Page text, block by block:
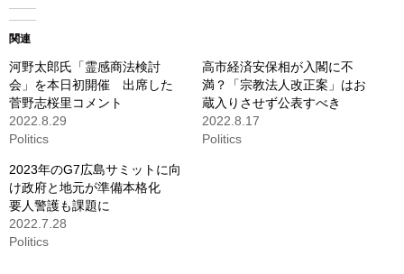
関連
河野太郎氏「霊感商法検討
会」を本日初開催 出席した
菅野志桜里コメント
2022.8.29
Politics
高市経済安保相が入閣に不
満？「宗教法人改正案」はお
蔵入りさせず公表すべき
2022.8.17
Politics
2023年のG7広島サミットに向
け政府と地元が準備本格化
要人警護も課題に
2022.7.28
Politics